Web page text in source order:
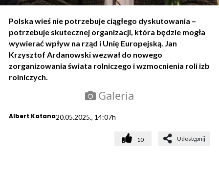
Polska wieś nie potrzebuje ciągłego dyskutowania –
potrzebuje skutecznej organizacji, która będzie mogła
wywierać wpływ na rząd i Unię Europejską. Jan
Krzysztof Ardanowski wezwał do nowego
zorganizowania świata rolniczego i wzmocnienia roli izb
rolniczych.
Galeria
Albert Katana20.05.2025., 14:07h
10 Udostępnij